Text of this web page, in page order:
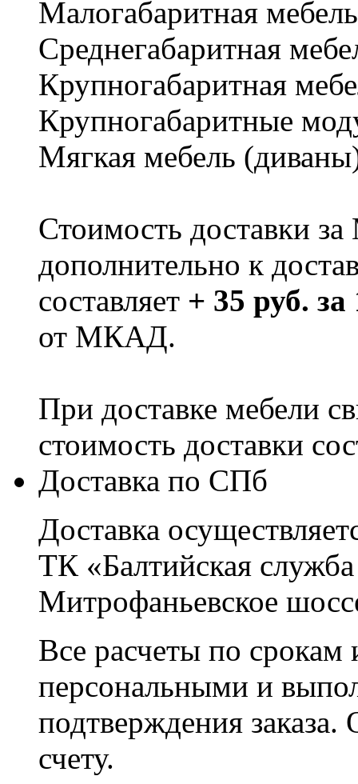
Малогабаритная
Cреднегабаритная
Крупногабаритная
Крупногабаритные
Мягкая мебель
Стоимость доставки
дополнительно к
составляет + 35 руб.
от МКАД.
При доставке мебели
стоимость доставки
Доставка по СПб
Доставка
ТК «Балтийская
Митрофаньевское
Все расчеты по срокам
персональными и
подтверждения заказа.
счету.